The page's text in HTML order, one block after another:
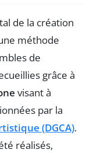
de la création
méthode
de
grâce à
visant à
par la
(DGCA).
réalisés,